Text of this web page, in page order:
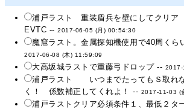
浦戸ラスト 重装盾兵を壁にしてクリ
EVTC --2017-06-05 (月) 00:54:30
魔窟ラスト。金属探知機使用で40周くら
2017-06-08 (木) 11:59:09
大高坂城ラストで重藤弓ドロップ -- 2017-
浦戸ラスト いつまでたってもＳ取れ
く！ 係数補正してくれよ！ -- 2017-11-03 (
浦戸ラストクリア必須条件１、最低２タ